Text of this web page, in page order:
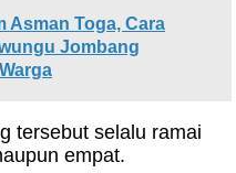
Asman Toga, Cara
Jombang
tersebut selalu ramai
empat.